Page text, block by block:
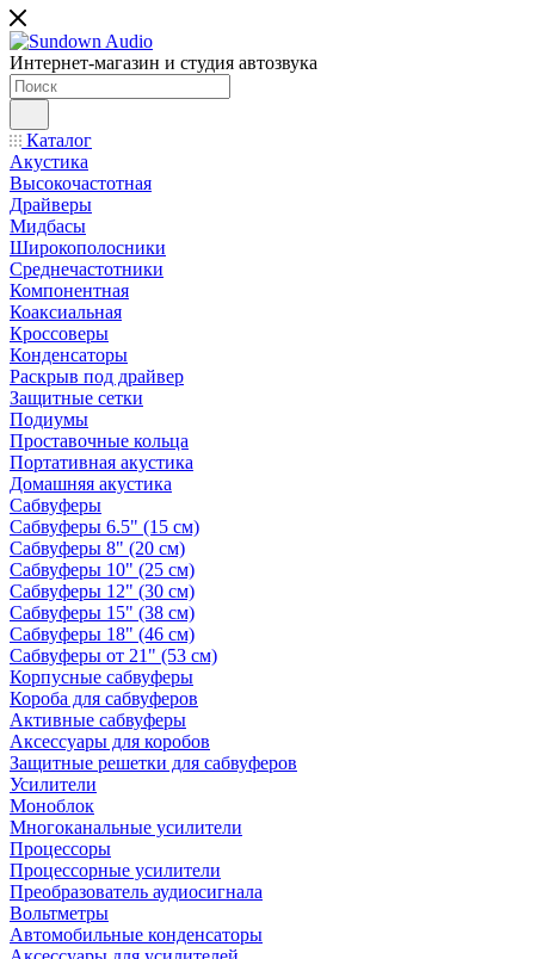
Интернет-магазин и студия автозвука
Каталог
Акустика
Высокочастотная
Драйверы
Мидбасы
Широкополосники
Среднечастотники
Компонентная
Коаксиальная
Кроссоверы
Конденсаторы
Раскрыв под драйвер
Защитные сетки
Подиумы
Проставочные кольца
Портативная акустика
Домашняя акустика
Сабвуферы
Сабвуферы 6.5" (15 см)
Сабвуферы 8" (20 см)
Сабвуферы 10" (25 см)
Сабвуферы 12" (30 см)
Сабвуферы 15" (38 см)
Сабвуферы 18" (46 см)
Сабвуферы от 21" (53 см)
Корпусные сабвуферы
Короба для сабвуферов
Активные сабвуферы
Аксессуары для коробов
Защитные решетки для сабвуферов
Усилители
Моноблок
Многоканальные усилители
Процессоры
Процессорные усилители
Преобразователь аудиосигнала
Вольтметры
Автомобильные конденсаторы